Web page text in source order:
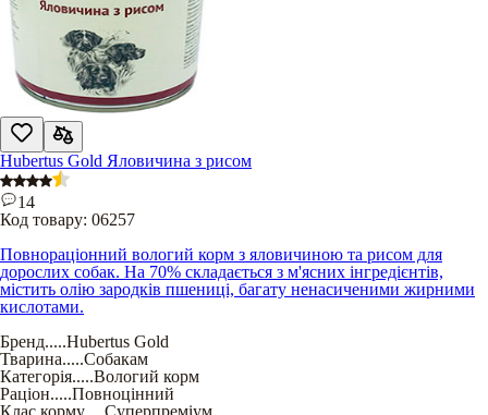
Hubertus Gold Яловичина з рисом
14
Код товару: 06257
Повнораціонний вологий корм з яловичиною та рисом для
дорослих собак. На 70% складається з м'ясних інгредієнтів,
містить олію зародків пшениці, багату ненасиченими жирними
кислотами.
Бренд.....Hubertus Gold
Тварина.....Собакам
Категорія.....Вологий корм
Раціон.....Повноцінний
Клас корму.....Суперпреміум